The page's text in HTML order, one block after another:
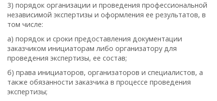
3) порядок организации и проведения профессиональной
независимой экспертизы и оформления ее результатов, в
том числе:
а) порядок и сроки предоставления документации
заказчиком инициаторам либо организатору для
проведения экспертизы, ее состав;
б) права инициаторов, организаторов и специалистов, а
также обязанности заказчика в процессе проведения
экспертизы;